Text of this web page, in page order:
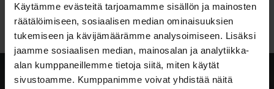
Käytämme evästeitä tarjoamamme sisällön ja mainosten
räätälöimiseen, sosiaalisen median ominaisuuksien
tukemiseen ja kävijämäärämme analysoimiseen. Lisäksi
jaamme sosiaalisen median, mainosalan ja analytiikka-
alan kumppaneillemme tietoja siitä, miten käytät
sivustoamme. Kumppanimme voivat yhdistää näitä
mallinnuskuva on visualisointi, ei esiteltävän talon kuva.